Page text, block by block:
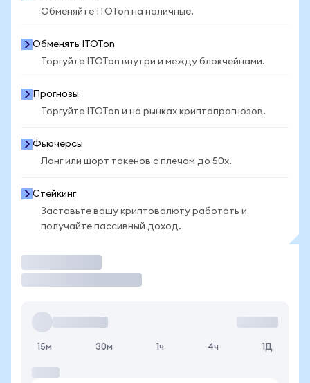
Обменяйте ITOTon на наличные.
Обменять ITOTon
Торгуйте ITOTon внутри и между блокчейнами.
Прогнозы
Торгуйте ITOTon и на рынках криптопрогнозов.
Фьючерсы
Лонг или шорт токенов с плечом до 50x.
Стейкинг
Заставьте вашу криптовалюту работать и
получайте пассивный доход.
15м 30м 1ч 4ч 1Д